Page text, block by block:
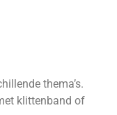
thema’s.
klittenband of